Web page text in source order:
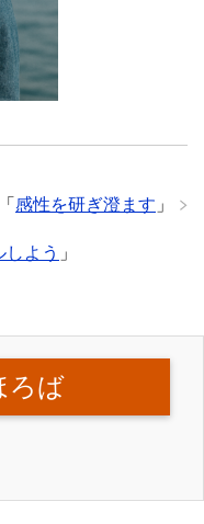
「 感性を研ぎ澄ます 」
よう 」
ろば